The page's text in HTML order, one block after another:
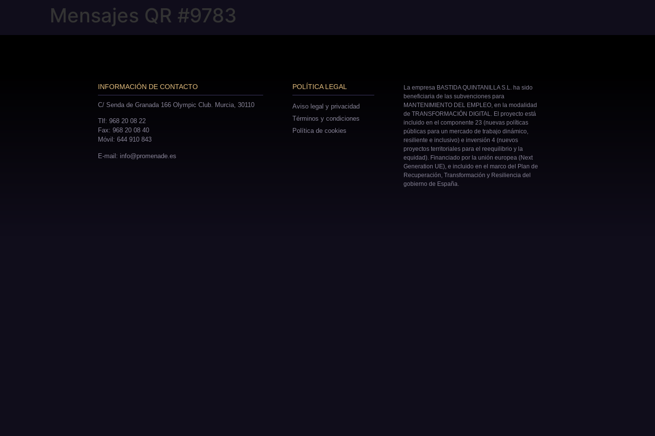
Mensajes QR #9783
INFORMACIÓN DE CONTACTO
C/ Senda de Granada 166 Olympic Club. Murcia, 30110
Tlf: 968 20 08 22
Fax: 968 20 08 40
Móvil: 644 910 843
E-mail: info@promenade.es
POLÍTICA LEGAL
Aviso legal y privacidad
Términos y condiciones
Política de cookies
La empresa BASTIDA QUINTANILLA S.L. ha sido
beneficiaria de las subvenciones para
MANTENIMIENTO DEL EMPLEO, en la modalidad
de TRANSFORMACIÓN DIGITAL. El proyecto está
incluido en el componente 23 (nuevas políticas
públicas para un mercado de trabajo dinámico,
resiliente e inclusivo) e inversión 4 (nuevos
proyectos territoriales para el reequilibrio y la
equidad). Financiado por la unión europea (Next
Generation UE), e incluido en el marco del Plan de
Recuperación, Transformación y Resiliencia del
gobierno de España.